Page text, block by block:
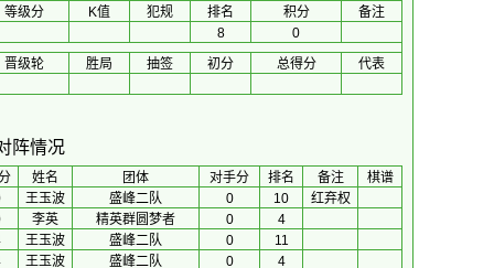
等级分 K值 犯规 排名 积分
备注
8
0
晋级轮 胜局 抽签 初分 总得分 代表
阵情况
姓名 团体 对手分 排名 备注
棋谱
王玉波 盛峰二队 0 10
红弃权
李英 精英群圆梦者 0
4
王玉波 盛峰二队 0
11
王玉波 盛峰二队 0
4